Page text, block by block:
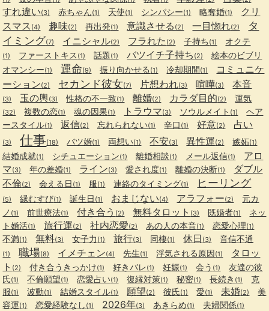
すれ違い(3) 赤ちゃん(1) 天使(1) シンパシー(1) 略奪婚(1)
クリ
スマス (4) 趣味(2) 再出発(1) 意識させる (2) 一目惚れ(2)
タ
イミング(7) イニシャル(2) フラれた (2) 子持ち(1) オクテ
(1) ファーストキス (1) 話題(1) バツイチ子持ち (2)
絵本のビブリ
オマンシー(1) 運命(9) 振り向かせる (1) 冷却期間(1)
コミュニケ
ーション(2) セカンド彼女(7) 片想われ(3) 喧嘩(3) 本音
(3) 玉の輿(3) 性格の不一致(1) 離婚(2) カラダ目的(2) 運気
(32) 複数の恋(1) 魂の因果(1) トラウマ(3) ソウルメイト (1)
ヘア
ースタイル(1) 返信(2) 忘れられない(1) 辛口 (1) 好意(2) 占い
(3) 仕事(18) バツ婚(1) 両想い(1) 不安(3) 異性運(2) 嫉妬(1)
結婚成就(1) シチュエーション(1) 離婚相談(1) メール返信(1)
アロ
マ(3) 年の差婚(1) ライン(3) 愛され度(1) 離婚の決断(1)
ダブル
不倫(2) 会える日 (1) 服(1) 連絡のタイミング(1) ヒーリング
(5) 縁むすび(1) 誕生日 (1) おまじない(4) アラフォー(2)
元カ
ノ (1) 前世療法(1) 付き合う (2) 無料タロット (3) 既婚者(1)
ネッ
ト婚活(1) 旅行運(2) 社内恋愛(2) あの人の本音(1) 恋愛心理(1)
不満(1) 無料(3) 女子力 (1) 旅行(3) 同棲(1) 休日 (3) 音信不通
(1) 職場(8) イメチェン(4) 先生(1) 浮気される原因(1)
タロッ
ト (2) 付き合うきっかけ(1) 好きバレ(1) 妊娠(1) 会う (1)
友達の彼
氏(1) 不倫願望(1) 恋愛占い(1) 復縁対策(1) 秘密(1) 長続き (1)
克
服(1) 波動(1) 結婚スタイル(1) 願望(2) 彼氏(1) 愛(1) 未婚(2)
美
容運(1) 恋愛経験なし (1) 2026年(3) あきらめ(1) 夫婦関係(1)